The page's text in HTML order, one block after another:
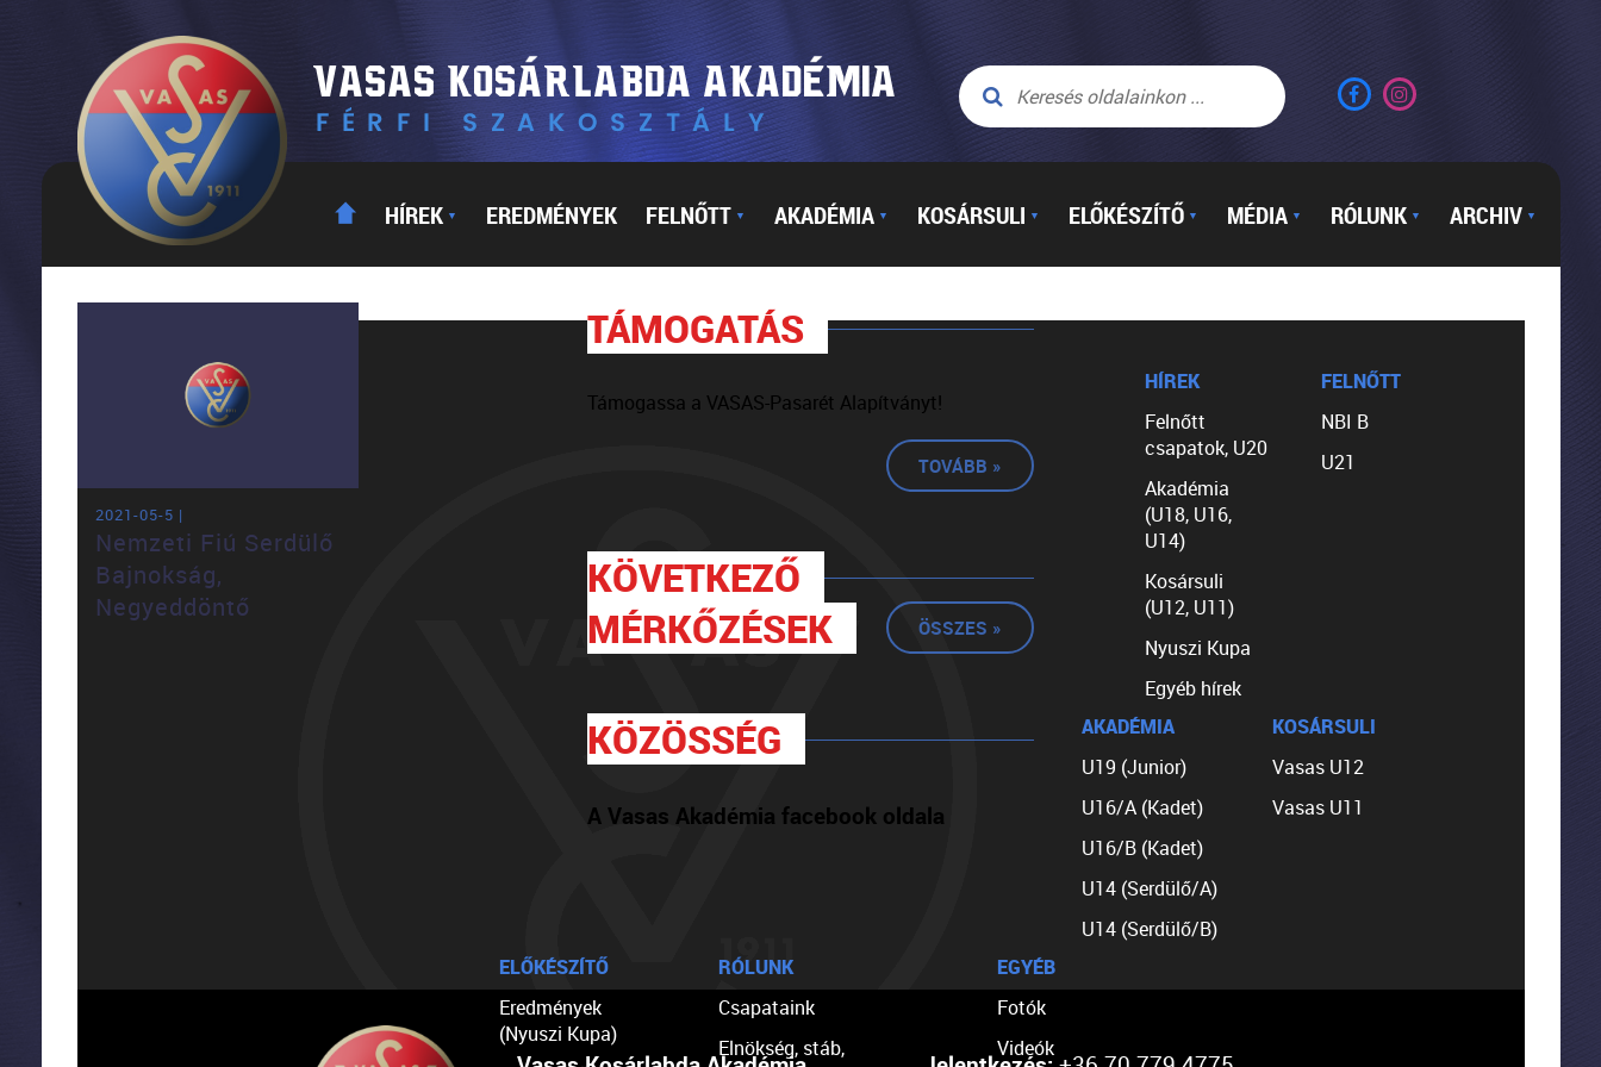
HÍREK ▼ EREDMÉNYEK FELNŐTT ▼ AKADÉMIA ▼ KOSÁRSULI ▼ ELŐKÉSZÍTŐ ▼ MÉDIA ▼ RÓLUNK ▼ ARCHIV ▼
2021-05-5 |
Nemzeti Fiú Serdülő
Bajnokság,
Negyeddöntő
TÁMOGATÁS
Támogassa a VASAS-Pasarét Alapítványt!
TOVÁBB »
KÖVETKEZŐ
MÉRKŐZÉSEK
ÖSSZES »
KÖZÖSSÉG
A Vasas Akadémia facebook oldala
HÍREK
Felnőtt
csapatok, U20
Akadémia
(U18, U16,
U14)
Kosársuli
(U12, U11)
Nyuszi Kupa
Egyéb hírek
FELNŐTT
NBI B
U21
AKADÉMIA
U19 (Junior)
U16/A (Kadet)
U16/B (Kadet)
U14 (Serdülő/A)
U14 (Serdülő/B)
KOSÁRSULI
Vasas U12
Vasas U11
ELŐKÉSZÍTŐ
Eredmények
(Nyuszi Kupa)
RÓLUNK
Csapataink
Elnökség, stáb,
EGYÉB
Fotók
Videók